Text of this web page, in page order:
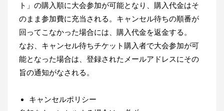
ト」の購入順に大会参加が可能となり、購入代金はそ
のまま参加費に充当される。キャンセル待ちの順番が
回ってこなかった場合には、購入代金を返金する。
なお、キャンセル待ちチケット購入者で大会参加が可
能となった場合は、登録されたメールアドレスにその
旨の通知がなされる。
キャンセルポリシー